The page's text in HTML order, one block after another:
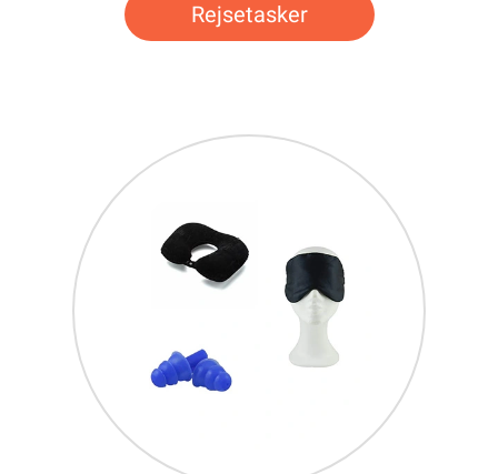
Rejsetasker